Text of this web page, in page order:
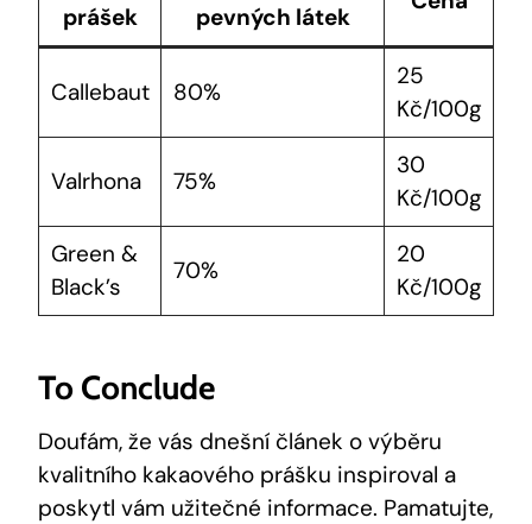
prášek
pevných látek
Callebaut 80%
25
Kč/100g
Valrhona 75%
30
Kč/100g
Green &
Black’s
70%
20
Kč/100g
To Conclude
Doufám, že vás dnešní článek o výběru
kvalitního kakaového prášku inspiroval a
poskytl vám užitečné informace. Pamatujte,